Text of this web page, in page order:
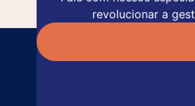
revolucionar a